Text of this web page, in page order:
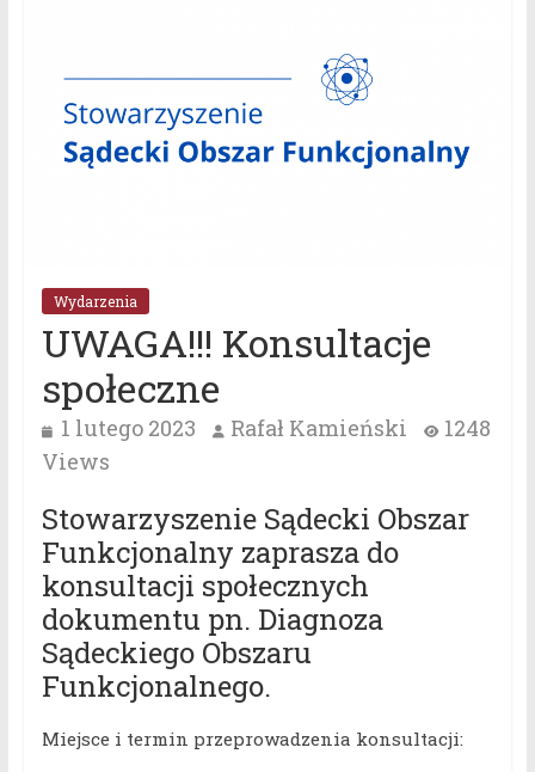
Wydarzenia
UWAGA!!! Konsultacje
społeczne
1 lutego 2023 Rafał Kamieński
1248
Views
Stowarzyszenie Sądecki Obszar
Funkcjonalny zaprasza do
konsultacji społecznych
dokumentu pn. Diagnoza
Sądeckiego Obszaru
Funkcjonalnego.
Miejsce i termin przeprowadzenia konsultacji: